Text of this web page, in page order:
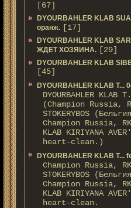
[67]
DYOURBAHLER KLAB
оранж. [17]
DYOURBAHLER KLAB
ЖДЕТ ХОЗЯИНА. [29]
DYOURBAHLER KLAB
[45]
DYOURBAHLER KLAB T...
DYOURBAHLER
(Champion Russia,
STOKERYBOS
Champion Russia,
KLAB KIRIYANA
heart-clean.)
DYOURBAHLER KLAB T...
Champion Russia,
STOKERYBOS
Champion Russia,
KLAB KIRIYANA
heart-clean.